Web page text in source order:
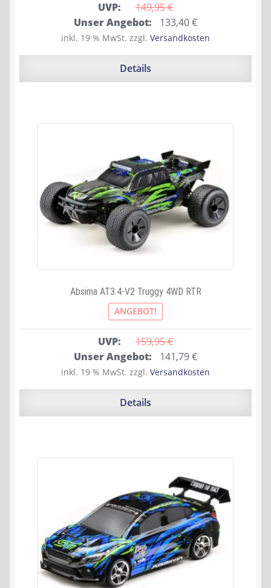
UVP: 149,95 €
Ursprünglicher
Preis
war:
Unser Angebot: 133,40€Aktueller
Preis
ist:
inkl. 19 % MwSt. zzgl. Versandkosten
Details
Absima AT3.4-V2 Truggy 4WD RTR
ANGEBOT!
UVP: 159,95 €
Ursprünglicher
Preis
war:
Unser Angebot: 141,79€Aktueller
Preis
ist:
inkl. 19 % MwSt. zzgl. Versandkosten
Details